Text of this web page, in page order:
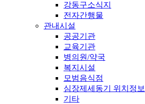
강동구소식지
전자간행물
관내시설
공공기관
교육기관
병의원/약국
복지시설
모범음식점
심장제세동기 위치정보
기타